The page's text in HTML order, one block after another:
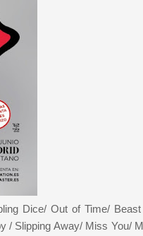
Dice/ Out of Time/
/ Slipping Away/ Miss You/